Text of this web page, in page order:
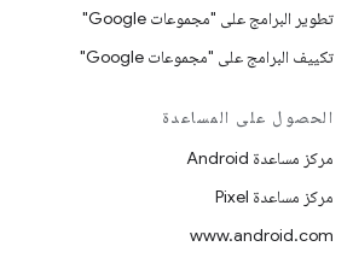
تطوير البرامج على "مجموعات Google"
تكييف البرامج على "مجموعات Google"
الحصول على المساعدة
مركز مساعدة Android
مركز مساعدة Pixel
www.android.com